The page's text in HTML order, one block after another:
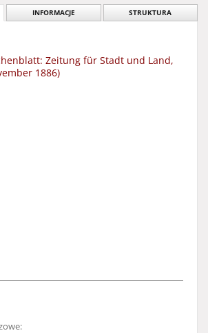
INFORMACJE STRUKTURA
Zeitung für Stadt und Land,
1886)